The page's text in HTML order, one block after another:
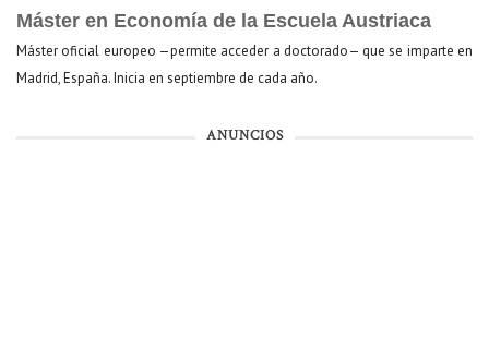
Máster en Economía de la Escuela Austriaca
Máster oficial europeo —permite acceder a doctorado— que se imparte en
Madrid, España. Inicia en septiembre de cada año.
ANUNCIOS